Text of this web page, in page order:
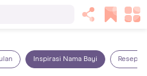
Inspirasi Nama Bayi Resep